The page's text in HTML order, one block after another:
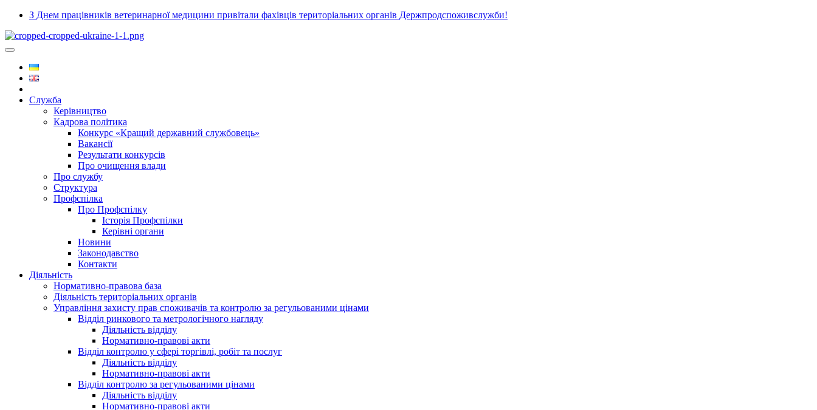
З Днем працівників ветеринарної медицини привітали фахівців територіальних органів Держпродспоживслужби!
Служба
Керівництво
Кадрова політика
Конкурс «Кращий державний службовець»
Вакансії
Результати конкурсів
Про очищення влади
Про службу
Структура
Профспілка
Про Профспілку
Історія Профспілки
Керівні органи
Новини
Законодавство
Контакти
Діяльність
Нормативно-правова база
Діяльність територіальних органів
Управління захисту прав споживачів та контролю за регульованими цінами
Відділ ринкового та метрологічного нагляду
Діяльність відділу
Нормативно-правові акти
Відділ контролю у сфері торгівлі, робіт та послуг
Діяльність відділу
Нормативно-правові акти
Відділ контролю за регульованими цінами
Діяльність відділу
Нормативно-правові акти